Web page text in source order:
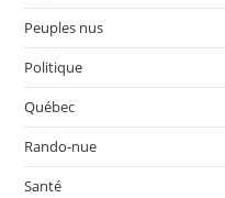
Peuples nus
Politique
Québec
Rando-nue
Santé